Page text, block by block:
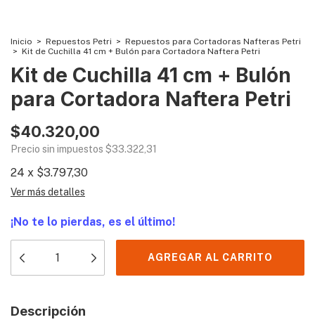
Inicio > Repuestos Petri > Repuestos para Cortadoras Nafteras Petri
> Kit de Cuchilla 41 cm + Bulón para Cortadora Naftera Petri
Kit de Cuchilla 41 cm + Bulón
para Cortadora Naftera Petri
$40.320,00
Precio sin impuestos $33.322,31
24 x $3.797,30
Ver más detalles
¡No te lo pierdas, es el último!
Descripción